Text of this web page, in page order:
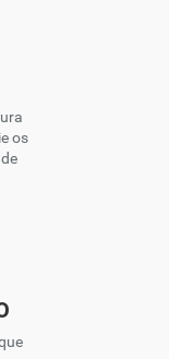
os